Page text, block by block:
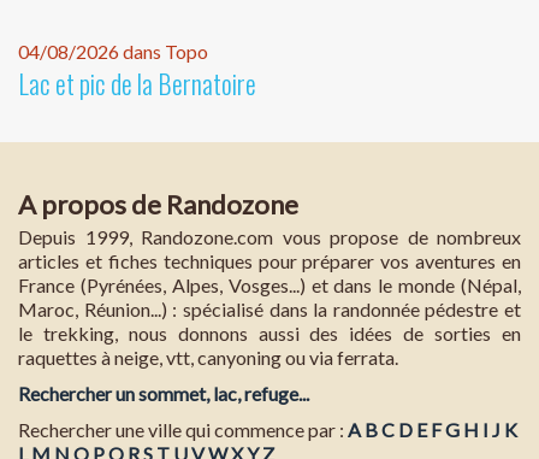
04/08/2026 dans Topo
Lac et pic de la Bernatoire
A propos de Randozone
Depuis 1999, Randozone.com vous propose de nombreux
articles et fiches techniques pour préparer vos aventures en
France (Pyrénées, Alpes, Vosges...) et dans le monde (Népal,
Maroc, Réunion...) : spécialisé dans la randonnée pédestre et
le trekking, nous donnons aussi des idées de sorties en
raquettes à neige, vtt, canyoning ou via ferrata.
Rechercher un sommet, lac, refuge...
Rechercher une ville qui commence par : A BC D E FG H I J K
L M N O PQ RS T UVWXY Z